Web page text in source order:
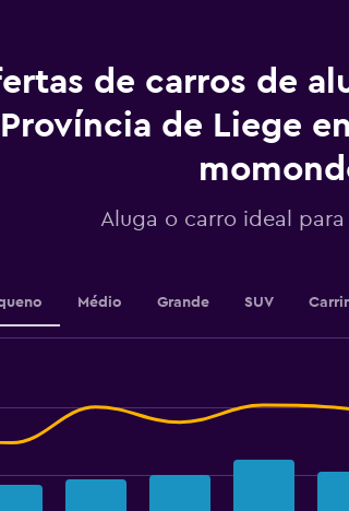
Y
axis
displaying
values.
de carros de
Província de Liege
Aluga o carro ideal
Médio Grande SUV